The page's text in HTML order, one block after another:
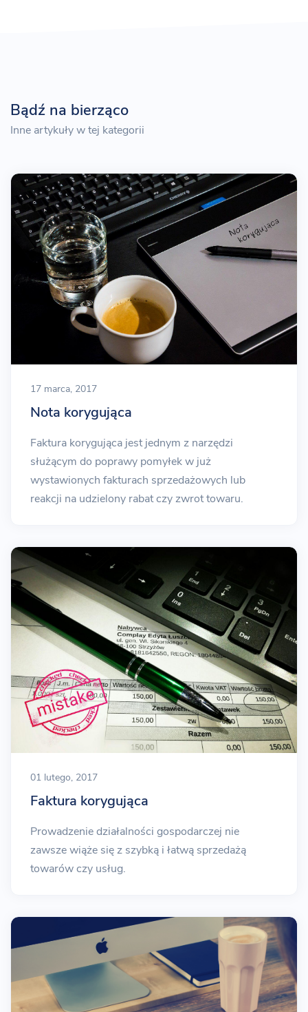
Bądź na bierząco
Inne artykuły w tej kategorii
17 marca, 2017
Nota korygująca
Faktura korygująca jest jednym z narzędzi
służącym do poprawy pomyłek w już
wystawionych fakturach sprzedażowych lub
reakcji na udzielony rabat czy zwrot towaru.
01 lutego, 2017
Faktura korygująca
Prowadzenie działalności gospodarczej nie
zawsze wiąże się z szybką i łatwą sprzedażą
towarów czy usług.